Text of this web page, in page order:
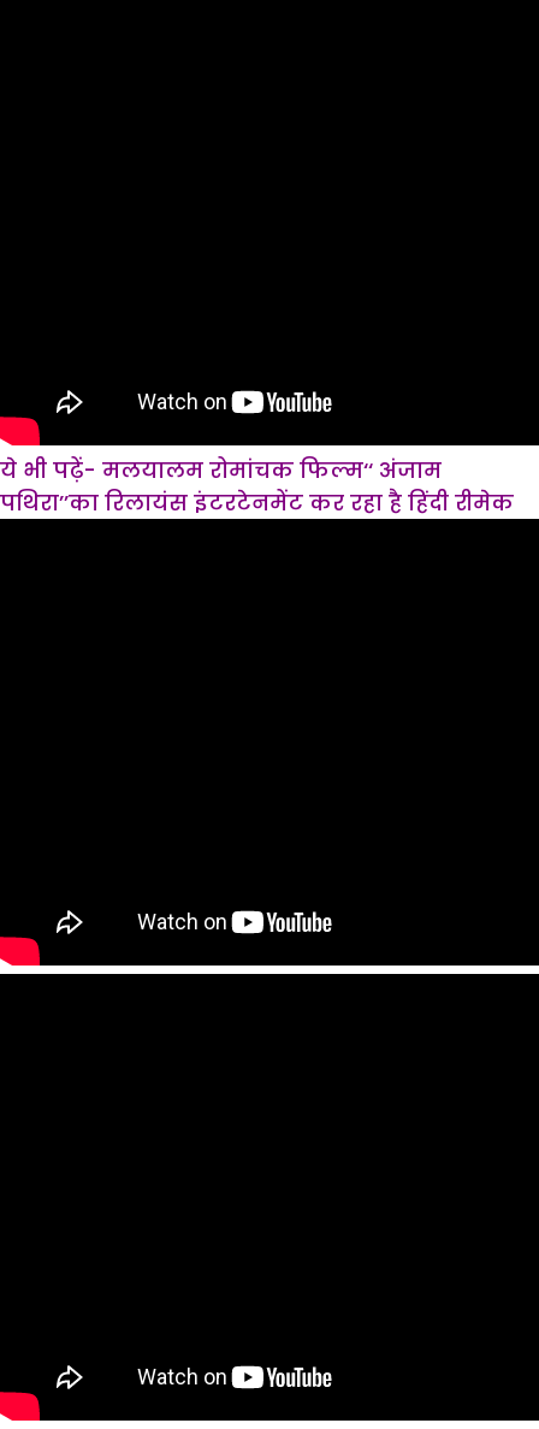
ये भी पढ़ें- मलयालम रोमांचक फिल्म‘‘ अंजाम
पथिरा’’का रिलायंस इंटरटेनमेंट कर रहा है हिंदी रीमेक